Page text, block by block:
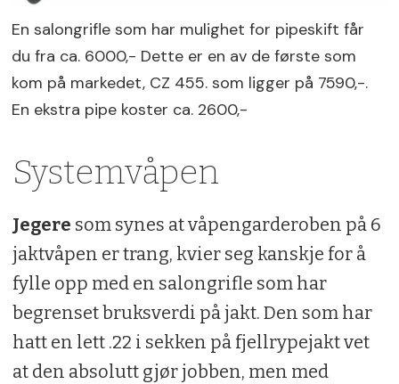
En salongrifle som har mulighet for pipeskift får
du fra ca. 6000,- Dette er en av de første som
kom på markedet, CZ 455. som ligger på 7590,-.
En ekstra pipe koster ca. 2600,-
Systemvåpen
Jegere som synes at våpengarderoben på 6
jaktvåpen er trang, kvier seg kanskje for å
fylle opp med en salongrifle som har
begrenset bruksverdi på jakt. Den som har
hatt en lett .22 i sekken på fjellrypejakt vet
at den absolutt gjør jobben, men med